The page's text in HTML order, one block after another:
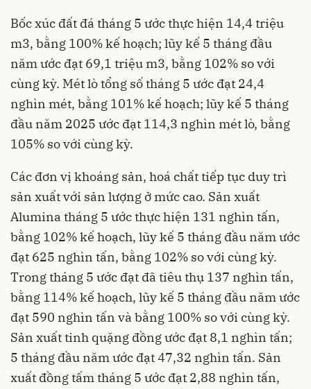
Bốc xúc đất đá tháng 5 ước thực hiện 14,4 triệu
m3, bằng 100% kế hoạch; lũy kế 5 tháng đầu
năm ước đạt 69,1 triệu m3, bằng 102% so với
cùng kỳ. Mét lò tổng số tháng 5 ước đạt 24,4
nghìn mét, bằng 101% kế hoạch; lũy kế 5 tháng
đầu năm 2025 ước đạt 114,3 nghìn mét lò, bằng
105% so với cùng kỳ.
Các đơn vị khoáng sản, hoá chất tiếp tục duy trì
sản xuất với sản lượng ở mức cao. Sản xuất
Alumina tháng 5 ước thực hiện 131 nghìn tấn,
bằng 102% kế hoạch, lũy kế 5 tháng đầu năm ước
đạt 625 nghìn tấn, bằng 102% so với cùng kỳ.
Trong tháng 5 ước đạt đã tiêu thụ 137 nghìn tấn,
bằng 114% kế hoạch, lũy kế 5 tháng đầu năm ước
đạt 590 nghìn tấn và bằng 100% so với cùng kỳ.
Sản xuất tinh quặng đồng ước đạt 8,1 nghìn tấn;
5 tháng đầu năm ước đạt 47,32 nghìn tấn. Sản
xuất đồng tấm tháng 5 ước đạt 2,88 nghìn tấn,